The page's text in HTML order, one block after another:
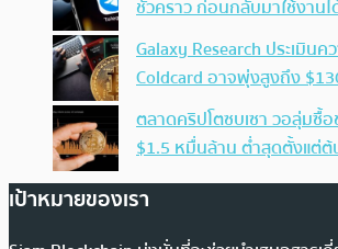
ชั่วคราว ก่อนกลับมาใช้งาน
Galaxy Research ประเมินค
Coldcard อาจพุ่งสูงถึง
ตลาดคริปโตซบเซา วอลุ่มซื้
$1.5 หมื่นล้าน ต่ำสุดตั้งแต่
เป้าหมายของเรา